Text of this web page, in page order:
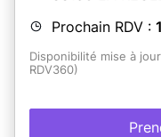
des
récupération
La présence
doivent être
légal :
Lors du
Prochain RDV :
Disponibilité mise à
RDV360)